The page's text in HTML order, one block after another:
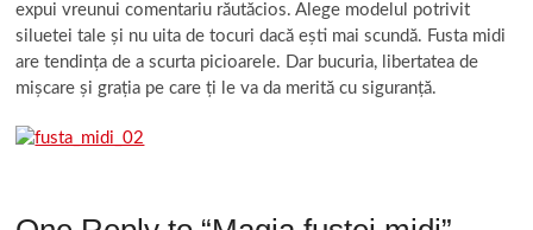
expui vreunui comentariu răutăcios. Alege modelul potrivit
siluetei tale și nu uita de tocuri dacă ești mai scundă. Fusta midi
are tendința de a scurta picioarele. Dar bucuria, libertatea de
mișcare și grația pe care ți le va da merită cu siguranță.